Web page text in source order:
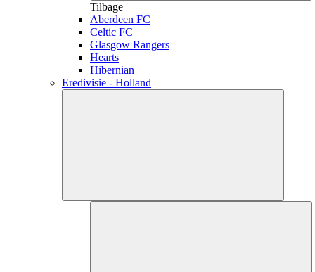
Tilbage
Aberdeen FC
Celtic FC
Glasgow Rangers
Hearts
Hibernian
Eredivisie - Holland